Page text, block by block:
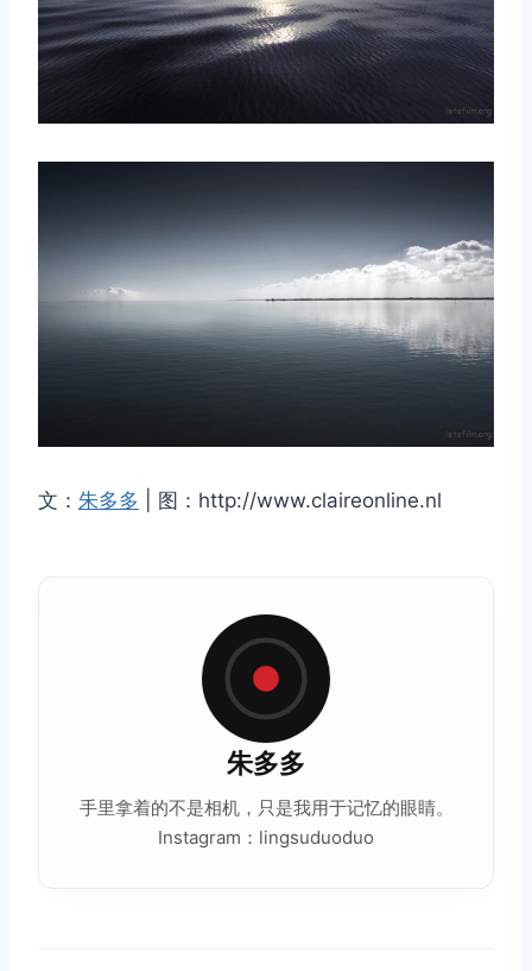
文： 朱多多 | 图：http://www.claireonline.nl
朱多多
手里拿着的不是相机，只是我用于记忆的眼睛。
Instagram：lingsuduoduo
取消 搜索